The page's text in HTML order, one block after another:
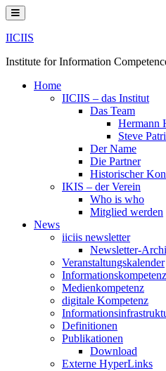
Skip
to
content
IICIIS
Institute for Information
Home
IICIIS – das Institut
Das Team
Hermann
Steve
Der Name
Die Partner
Historischer
IKIS – der Verein
Who is who
Mitglied werden
News
iiciis newsletter
Newsletter-
Veranstaltungskalender
Informationskompetenz
Medienkompetenz
digitale Kompetenz
Definitionen
Publikationen
Download
Externe HyperLinks